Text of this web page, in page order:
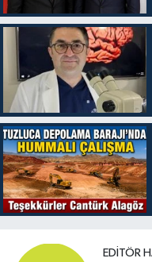
EDITÖR